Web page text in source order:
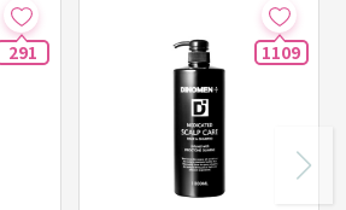
291 1109